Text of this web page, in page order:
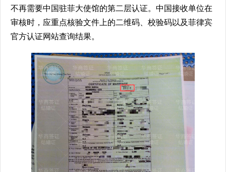
不再需要中国驻菲大使馆的第二层认证。中国接收单位在
审核时，应重点核验文件上的二维码、校验码以及菲律宾
官方认证网站查询结果。